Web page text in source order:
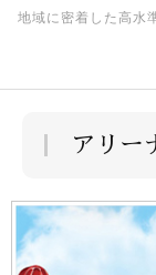
地域に密着した高水
アリー